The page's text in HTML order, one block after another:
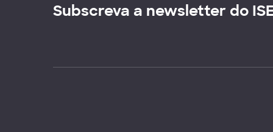
Subscreva a newsletter do